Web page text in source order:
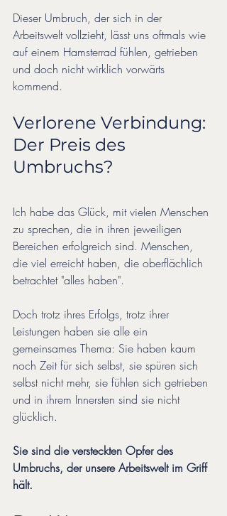
Dieser Umbruch, der sich in der
Arbeitswelt vollzieht, lässt uns oftmals wie
auf einem Hamsterrad fühlen, getrieben
und doch nicht wirklich vorwärts
kommend.
Verlorene Verbindung:
Der Preis des
Umbruchs?
Ich habe das Glück, mit vielen Menschen
zu sprechen, die in ihren jeweiligen
Bereichen erfolgreich sind. Menschen,
die viel erreicht haben, die oberflächlich
betrachtet "alles haben".
Doch trotz ihres Erfolgs, trotz ihrer
Leistungen haben sie alle ein
gemeinsames Thema: Sie haben kaum
noch Zeit für sich selbst, sie spüren sich
selbst nicht mehr, sie fühlen sich getrieben
und in ihrem Innersten sind sie nicht
glücklich.
Sie sind die versteckten Opfer des
Umbruchs, der unsere Arbeitswelt im Griff
hält.